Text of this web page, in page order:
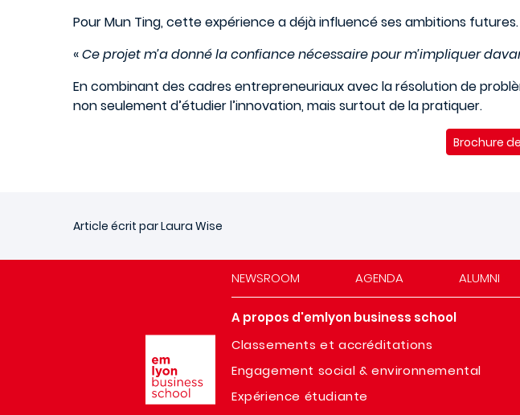
Pour Mun Ting, cette expérience a déjà influencé ses ambitions futures.
«Ce projet m’a donné la confiance nécessaire pour m’impliquer
En combinant des cadres entrepreneuriaux avec la résolution de
non seulement d’étudier l’innovation, mais surtout de la pratiquer.
Brochure
Article écrit par Laura Wise
NEWSROOM AGENDA ALUMNI
A propos d'emlyon business school
Classements et accréditations
Engagement social & environnemental
Expérience étudiante